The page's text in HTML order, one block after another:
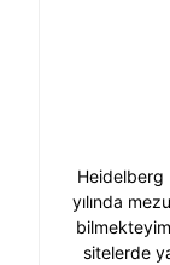
Heidelberg
yılında
sitelerde